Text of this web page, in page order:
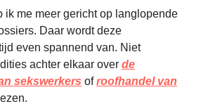
ik me meer gericht op langlopende
Daar wordt deze
even spannend van. Niet
achter elkaar over de
sekswerkers ofroofhandel van
lezen.